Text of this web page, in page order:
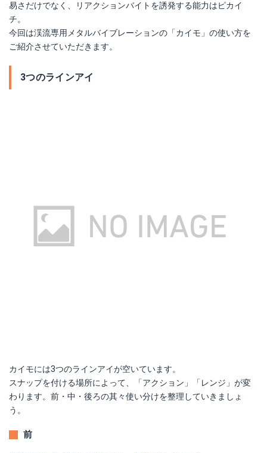
易さだけでなく、リアクションバイトを誘発する能力はピカイ
チ。
今回は渓流専用メタルバイブレーションの「カイモ」の使い方を
ご紹介させていただきます。
3つのラインアイ
カイモには3つのラインアイが空いています。
スナップを付ける場所によって、「アクション」「レンジ」が変
わります。前・中・後ろの其々使い分けを整理していきましょ
う。
前